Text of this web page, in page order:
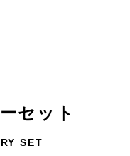
セット
SET